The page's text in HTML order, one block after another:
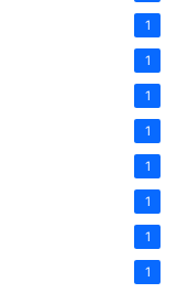
1
1
1
1
1
1
1
1